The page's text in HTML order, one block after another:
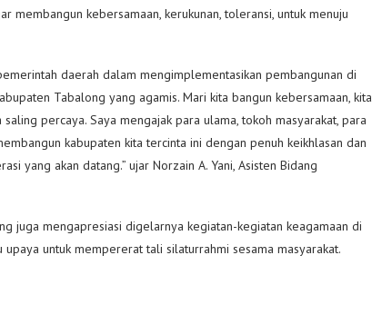
membangun kebersamaan, kerukunan, toleransi, untuk menuju
daerah dalam mengimplementasikan pembangunan di
Tabalong yang agamis. Mari kita bangun kebersamaan, kita
percaya. Saya mengajak para ulama, tokoh masyarakat, para
kabupaten kita tercinta ini dengan penuh keikhlasan dan
yang akan datang.” ujar Norzain A. Yani, Asisten Bidang
juga mengapresiasi digelarnya kegiatan-kegiatan keagamaan di
untuk mempererat tali silaturrahmi sesama masyarakat.